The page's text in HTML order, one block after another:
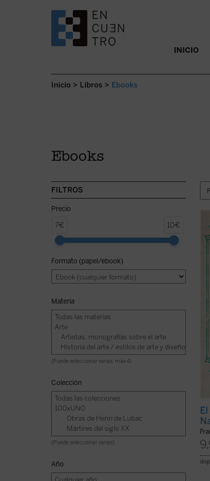
SALTAR AL CONTENIDO. INICIO
Inicio > Libros > Ebooks
Ebooks
FILTROS
Precio
7€ 10€
Formato (papel/ebook)
Materia
(Puede seleccionar varias: máx 4)
Colección
(Puede seleccionar varias)
Año